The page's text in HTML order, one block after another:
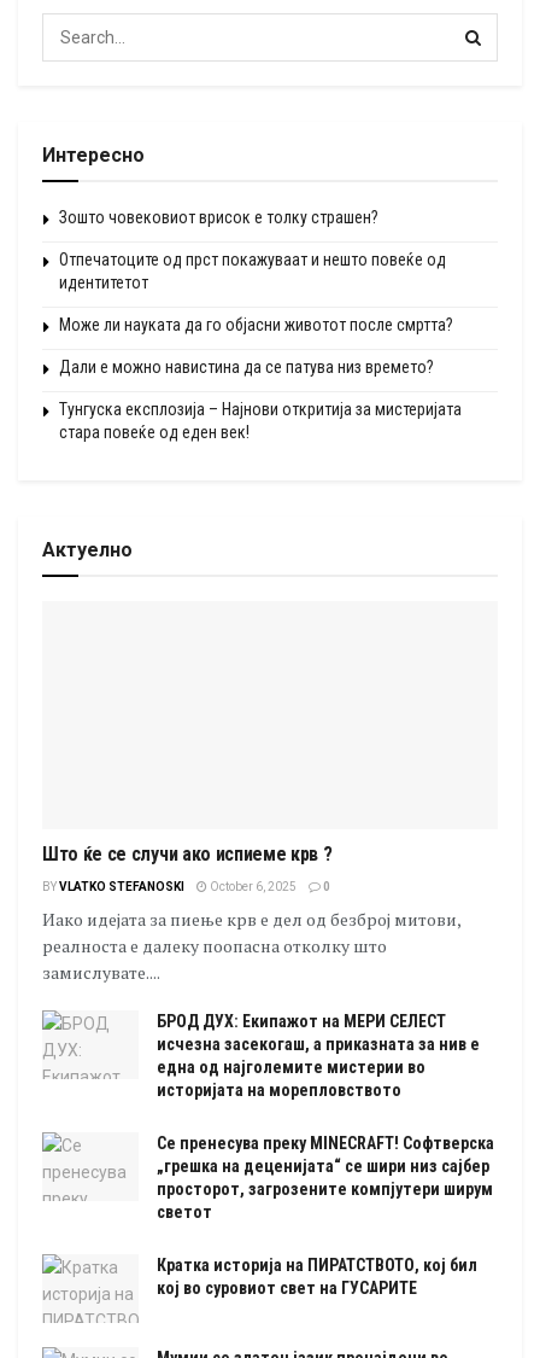
Интересно
Зошто човековиот врисок е толку страшен?
Отпечатоците од прст покажуваат и нешто повеќе од
идентитетот
Може ли науката да го објасни животот после смртта?
Дали е можно навистина да се патува низ времето?
Тунгуска експлозија – Најнови откритија за мистеријата
стара повеќе од еден век!
Актуелно
Што ќе се случи ако испиеме крв ?
BYVLATKO STEFANOSKI October 6, 2025 0
Иако идејата за пиење крв е дел од безброј митови,
реалноста е далеку поопасна отколку што
замислувате....
БРОД ДУХ: Екипажот на МЕРИ СЕЛЕСТ
исчезна засекогаш, а приказната за нив е
една од најголемите мистерии во
историјата на морепловството
Се пренесува преку MINECRAFT! Софтверска
„грешка на деценијата“ се шири низ сајбер
просторот, загрозените компјутери ширум
светот
Кратка историја на ПИРАТСТВОТО, кој бил
кој во суровиот свет на ГУСАРИТЕ